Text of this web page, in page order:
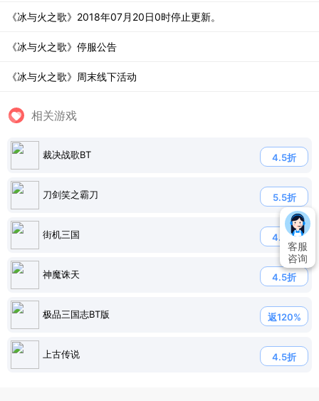
《冰与火之歌》2018年07月20日0时停止更新。
《冰与火之歌》停服公告
《冰与火之歌》周末线下活动
相关游戏
裁决战歌BT 4.5折
刀剑笑之霸刀 5.5折
街机三国 4.9折
神魔诛天 4.5折
极品三国志BT版 返120%
上古传说 4.5折
客服
咨询